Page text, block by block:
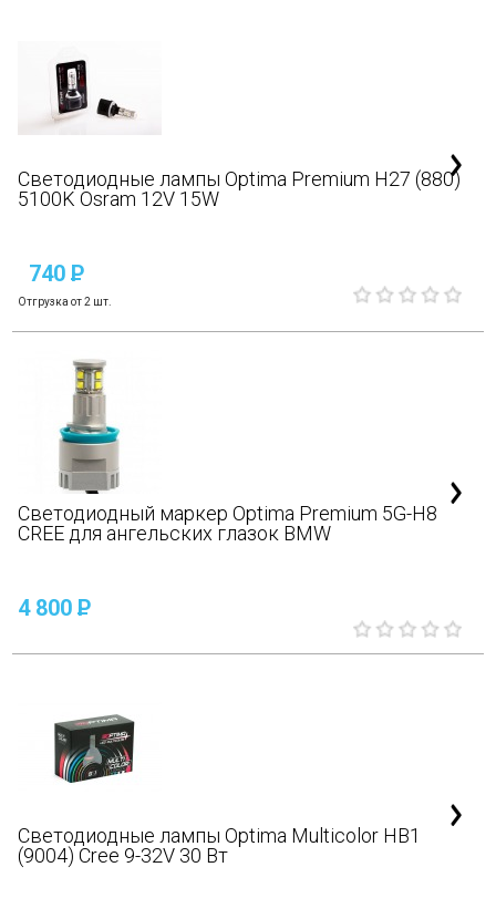
Светодиодные лампы Optima Premium H27 (880)
5100K Osram 12V 15W
740 P
Отгрузка от 2 шт.
Светодиодный маркер Optima Premium 5G-H8
CREE для ангельских глазок BMW
4 800P
Светодиодные лампы Optima Multicolor HB1
(9004) Cree 9-32V 30 Вт